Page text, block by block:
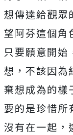
想傳達給觀眾
望阿芬這個角
只要願意開始
想，不該因為
棄想成為的樣
要的是珍惜所
沒有在一起，